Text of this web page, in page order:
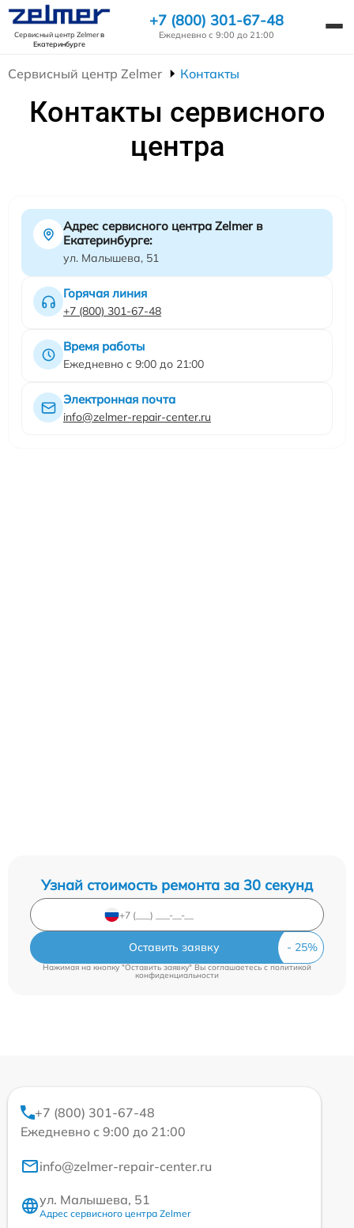
Сервисный центр Zelmerв
Екатеринбурге
+7 (800) 301-67-48
Ежедневно с 9:00 до 21:00
Сервисный центр Zelmer Контакты
Контакты сервисного
центра
Адрес сервисного центра Zelmer в
Екатеринбурге:
ул. Малышева, 51
Горячая линия
+7 (800) 301-67-48
Время работы
Ежедневно с 9:00 до 21:00
Электронная почта
info@zelmer-repair-center.ru
Узнай стоимость ремонта за 30 секунд
Оставить заявку
Нажимая на кнопку "Оставить заявку" Вы соглашаетесь c политикой
конфиденциальности
+7 (800) 301-67-48
Ежедневно с 9:00 до 21:00
info@zelmer-repair-center.ru
ул. Малышева, 51
Адрес сервисного центра Zelmer